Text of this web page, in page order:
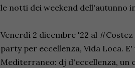
le notti dei weekend dell'autunno
Venerdì 2 dicembre '22 al
party per eccellenza, Vida Loca.
Mediterraneo: dj d'eccellenza, un